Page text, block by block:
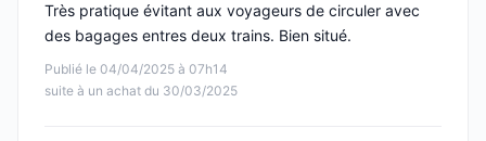
Publié le 04/04/2025 à 07h14
suite à un achat du 30/03/2025
Très pratique évitant aux voyageurs de circuler avec
des bagages entres deux trains. Bien situé.